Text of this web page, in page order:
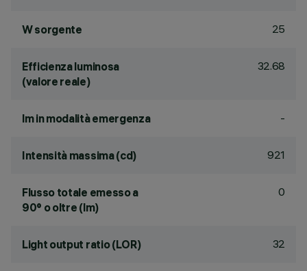
W sorgente 25
Efficienza luminosa
(valore reale)
32.68
lm in modalità emergenza -
Intensità massima (cd) 921
Flusso totale emesso a
90° o oltre (lm)
0
Light output ratio (LOR) 32